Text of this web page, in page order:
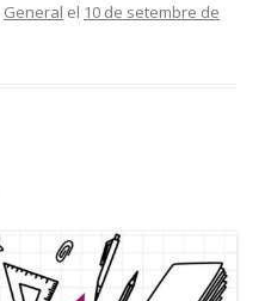
General el 10 de setembre de